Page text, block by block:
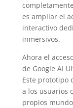
es ampliar el
interactivo
inmersivos.
Ahora el
de Google AI
Este prototipo
a los usuarios
propios